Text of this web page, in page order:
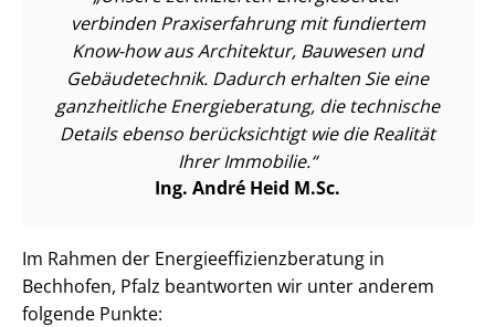
verbinden Praxiserfahrung mit fundiertem
Know-how aus Architektur, Bauwesen und
Gebäudetechnik. Dadurch erhalten Sie eine
ganzheitliche Energieberatung, die technische
Details ebenso berücksichtigt wie die Realität
Ihrer Immobilie.
Ing. André Heid M.Sc.
Im Rahmen der En­er­gie­ef­fi­zi­enz­be­ra­tung in
Bechhofen, Pfalz beantworten wir unter anderem
folgende Punkte: